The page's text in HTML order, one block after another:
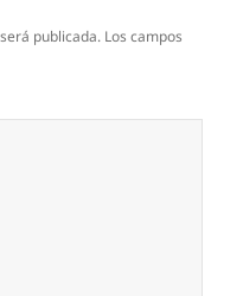
publicada. Los campos